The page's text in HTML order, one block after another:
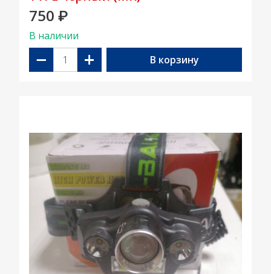
750 ₽
В наличии
− + В корзину